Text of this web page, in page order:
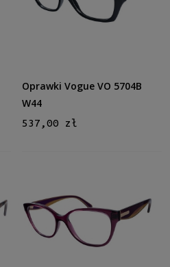
Oprawki Vogue VO 5704B
W44
537,00 zł